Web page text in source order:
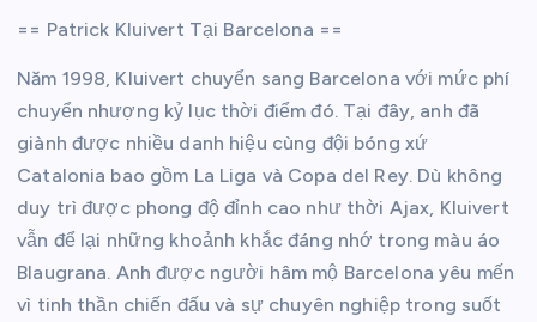
== Patrick Kluivert Tại Barcelona ==
Năm 1998, Kluivert chuyển sang Barcelona với mức phí
chuyển nhượng kỷ lục thời điểm đó. Tại đây, anh đã
giành được nhiều danh hiệu cùng đội bóng xứ
Catalonia bao gồm La Liga và Copa del Rey. Dù không
duy trì được phong độ đỉnh cao như thời Ajax, Kluivert
vẫn để lại những khoảnh khắc đáng nhớ trong màu áo
Blaugrana. Anh được người hâm mộ Barcelona yêu mến
vì tinh thần chiến đấu và sự chuyên nghiệp trong suốt